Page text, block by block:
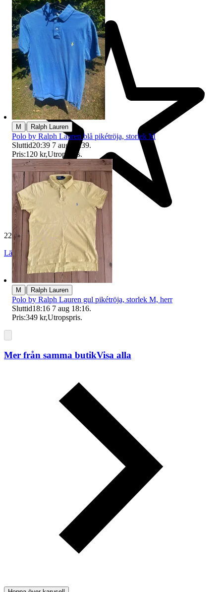
229 504 omdömen
Läs omdömen Följ
M | Ralph Lauren
Polo by Ralph Lauren blå pikétröja, storlek M
Sluttid20:39 7 aug 20:39.
Pris:120 kr,Utropspris.
M | Ralph Lauren
Polo by Ralph Lauren gul pikétröja, storlek M, herr
Sluttid18:16 7 aug 18:16.
Pris:349 kr,Utropspris.
Mer från samma butikVisa alla